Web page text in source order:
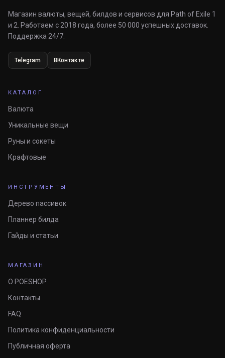
Магазин валюты, вещей, билдов и сервисов для Path of Exile 1
и 2. Работаем с 2018 года, более 50 000 успешных доставок.
Поддержка 24/7.
Telegram ВКонтакте
КАТАЛОГ
Валюта
Уникальные вещи
Руны и сокеты
Крафтовые
ИНСТРУМЕНТЫ
Дерево пассивок
Планнер билда
Гайды и статьи
МАГАЗИН
О POESHOP
Контакты
FAQ
Политика конфиденциальности
Публичная оферта